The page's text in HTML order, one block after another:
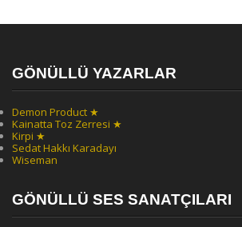
GÖNÜLLÜ YAZARLAR
Demon Product ★
Kainatta Toz Zerresi ★
Kirpi ★
Sedat Hakkı Karadayı
Wiseman
GÖNÜLLÜ SES SANATÇILARI